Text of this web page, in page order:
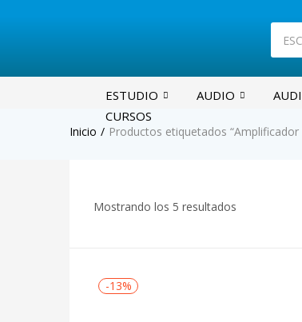
ESTUDIO AUDIO
CURSOS
Inicio Productos etiquetados “Amplificador
Mostrando los 5 resultados
-13%